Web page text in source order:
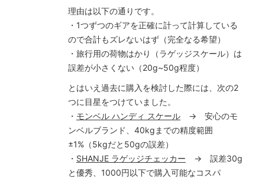
理由は以下の通りです。
・1つずつのギアを正確に計って計算している
ので合計もズレないはず（完全なる希望）
・旅行用の荷物はかり（ラゲッジスケール）は
誤差が小さくない（20g~50g程度）
とはいえ過去に購入を検討した際には、次の2
つに目星をつけていました。
・ モンベル ハンディ スケール → 安心のモ
ンベルブランド、40kgまでの精度範囲
±1%（5kgだと50gの誤差）
・ SHANJE ラゲッジチェッカー → 誤差30g
と優秀、1000円以下で購入可能なコスパ